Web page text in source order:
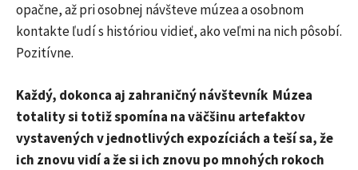
opačne, až pri osobnej návšteve múzea a osobnom
kontakte ľudí s históriou vidieť, ako veľmi na nich pôsobí.
Pozitívne.
Každý, dokonca aj zahraničný návštevník Múzea
totality si totiž spomína na väčšinu artefaktov
vystavených v jednotlivých expozíciách a teší sa, že
ich znovu vidí a že si ich znovu po mnohých rokoch